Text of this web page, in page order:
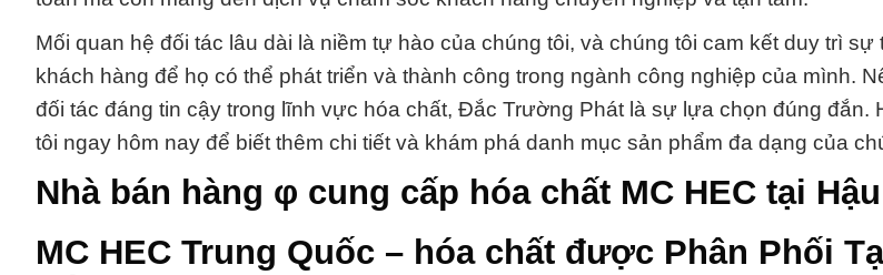
Mối quan hệ đối tác lâu dài là niềm tự hào của chúng tôi, và chúng tôi cam kết duy trì sự
khách hàng để họ có thể phát triển và thành công trong ngành công nghiệp của mình.
đối tác đáng tin cậy trong lĩnh vực hóa chất, Đắc Trường Phát là sự lựa chọn đúng đắn.
tôi ngay hôm nay để biết thêm chi tiết và khám phá danh mục sản phẩm đa dạng của
Nhà bán hàng φ cung cấp hóa chất MC HEC tại
MC HEC Trung Quốc – hóa chất được Phân Phối